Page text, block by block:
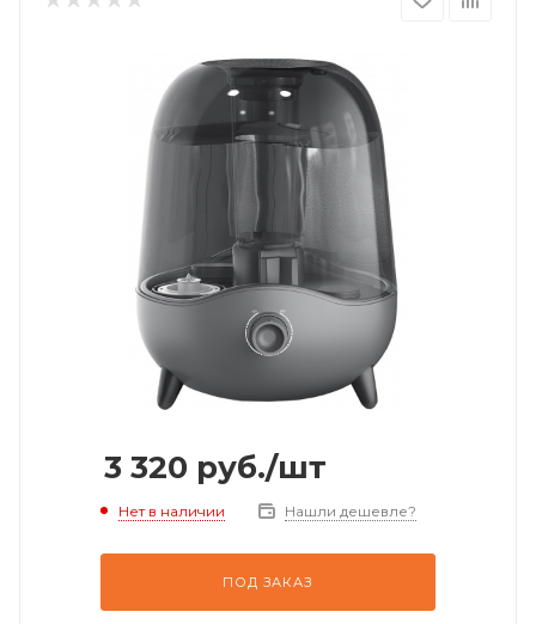
3 320 руб./шт
Нет в наличии Нашли дешевле?
ПОД ЗАКАЗ